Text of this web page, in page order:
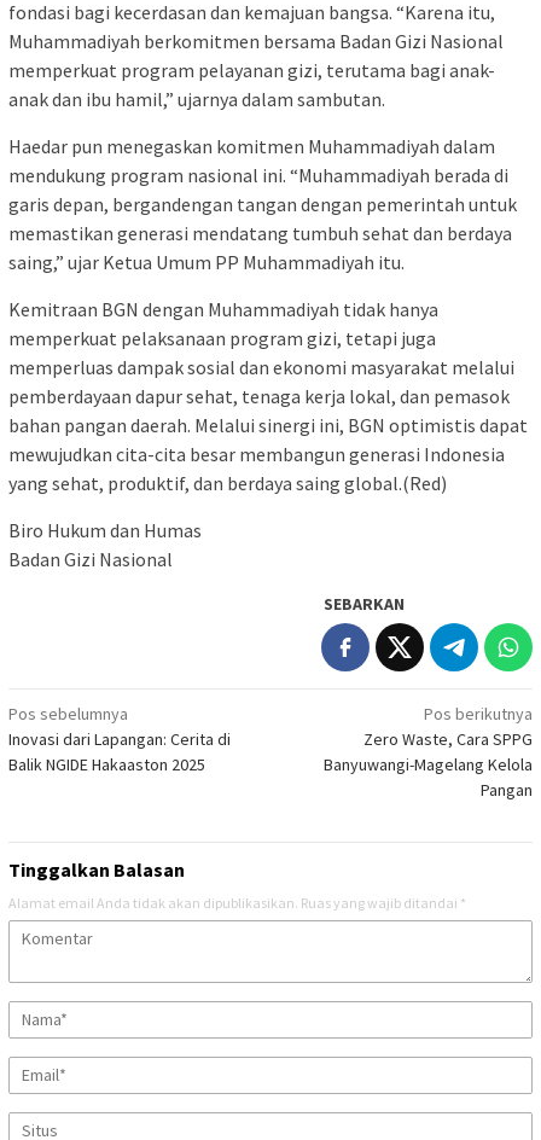
fondasi bagi kecerdasan dan kemajuan bangsa. “Karena itu,
Muhammadiyah berkomitmen bersama Badan Gizi Nasional
memperkuat program pelayanan gizi, terutama bagi anak-
anak dan ibu hamil,” ujarnya dalam sambutan.
Haedar pun menegaskan komitmen Muhammadiyah dalam
mendukung program nasional ini. “Muhammadiyah berada di
garis depan, bergandengan tangan dengan pemerintah untuk
memastikan generasi mendatang tumbuh sehat dan berdaya
saing,” ujar Ketua Umum PP Muhammadiyah itu.
Kemitraan BGN dengan Muhammadiyah tidak hanya
memperkuat pelaksanaan program gizi, tetapi juga
memperluas dampak sosial dan ekonomi masyarakat melalui
pemberdayaan dapur sehat, tenaga kerja lokal, dan pemasok
bahan pangan daerah. Melalui sinergi ini, BGN optimistis dapat
mewujudkan cita-cita besar membangun generasi Indonesia
yang sehat, produktif, dan berdaya saing global.(Red)
Biro Hukum dan Humas
Badan Gizi Nasional
SEBARKAN
Navigasi
pos
Pos sebelumnya
Inovasi dari Lapangan: Cerita di
Balik NGIDE Hakaaston 2025
Pos berikutnya
Zero Waste, Cara SPPG
Banyuwangi-Magelang Kelola
Pangan
Tinggalkan Balasan
Alamat email Anda tidak akan dipublikasikan. Ruas yang wajib ditandai *